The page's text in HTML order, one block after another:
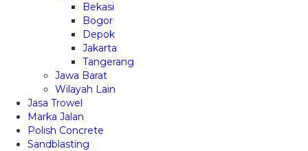
Bekasi
Bogor
Depok
Jakarta
Tangerang
Jawa Barat
Wilayah Lain
Jasa Trowel
Marka Jalan
Polish Concrete
Sandblasting